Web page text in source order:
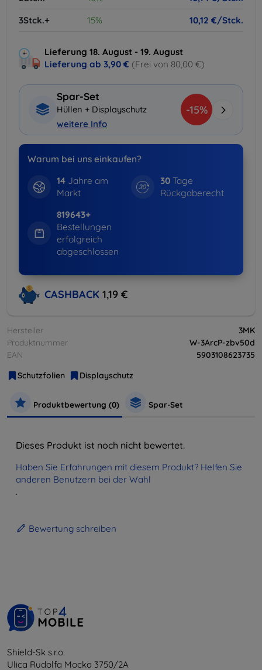
3Stck.+
15% 10,12 €/Stck.
Lieferung 18. August - 19. August
Lieferung ab 3,90 € (Frei von 80,00 €)
Spar-Set
Hüllen + Displayschutz
weitere Info
-15%
Warum bei uns einkaufen?
14Jahre am
Markt
30 Tage
Rückgaberecht
819643+
Bestellungen
erfolgreich
abgeschlossen
CASHBACK 1,19 €
Hersteller
3MK
Produktnummer
W-3ArcP-zbv50d
EAN
5903108623735
Schutzfolien
Displayschutz
Produktbewertung (0) Spar-Set
Dieses Produkt ist noch nicht bewertet.
Haben Sie Erfahrungen mit diesem Produkt? Helfen Sie
anderen Benutzern bei der Wahl
.
Bewertung schreiben
Shield-Sk s.r.o.
Ulica Rudolfa Mocka 3750/2A